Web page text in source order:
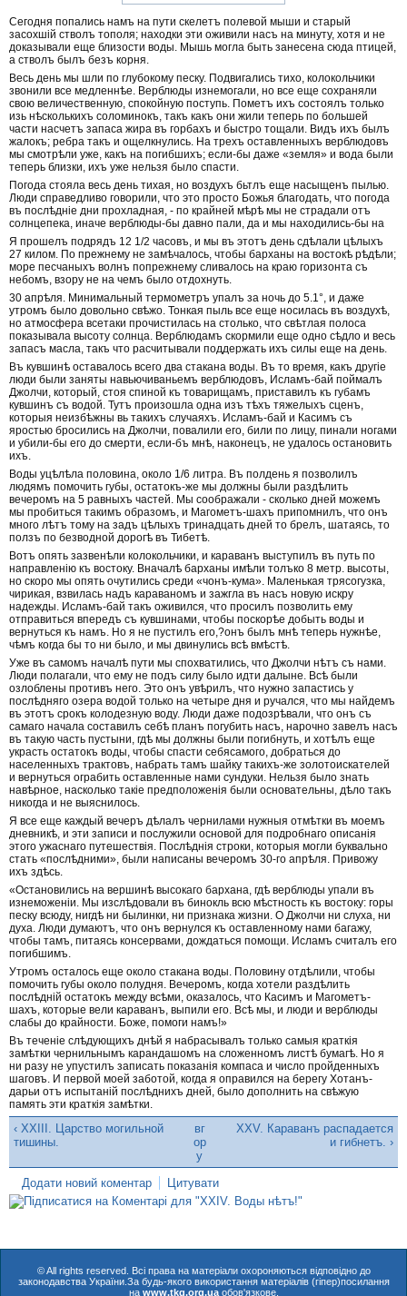
Сегодня попались намъ на пути скелетъ полевой мыши и старый
засохшій стволъ тополя; находки эти оживили насъ на минуту, хотя и не
доказывали еще близости воды. Мышь могла быть занесена сюда птицей,
а стволъ былъ безъ корня.
Весь день мы шли по глубокому песку. Подвигались тихо, колокольчики
звонили все медленнѣе. Верблюды изнемогали, но все еще сохраняли
свою величественную, спокойную поступь. Пометъ ихъ состоялъ только
изь нѣсколькихъ соломинокъ, такъ какъ они жили теперь по большей
части насчетъ запаса жира въ горбахъ и быстро тощали. Видъ ихъ былъ
жалокъ; ребра такъ и ощелкнулись. На трехъ оставленныхъ верблюдовъ
мы смотрѣли уже, какъ на погибшихъ; если-бы даже «земля» и вода были
теперь близки, ихъ уже нельзя было спасти.
Погода стояла весь день тихая, но воздухъ бьтлъ еще насыщенъ пылью.
Люди справедливо говорили, что это просто Божья благодать, что погода
въ послѣдніе дни прохладная, - по крайней мѣрѣ мы не страдали отъ
солнцепека, иначе верблюды-бы давно пали, да и мы находились-бы на
Я прошелъ подрядъ 12 1/2 часовъ, и мы въ этотъ день сдѣлали цѣлыхъ
27 килом. По прежнему не замѣчалось, чтобы барханы на востокѣ рѣдѣли;
море песчаныхъ волнъ попрежнему сливалось на краю горизонта съ
небомъ, взору не на чемъ было отдохнуть.
30 апрѣля. Минимальный термометръ упалъ за ночь до 5.1°, и даже
утромъ было довольно свѣжо. Тонкая пыль все еще носилась въ воздухѣ,
но атмосфера всетаки прочистилась на столько, что свѣтлая полоса
показывала высоту солнца. Верблюдамъ скормили еще одно сѣдло и весь
запасъ масла, такъ что расчитывали поддержать ихъ силы еще на день.
Въ кувшинѣ оставалось всего два стакана воды. Въ то время, какъ другіе
люди были заняты навьючиваньемъ верблюдовъ, Исламъ-бай поймалъ
Джолчи, который, стоя спиной къ товарищамъ, приставилъ къ губамъ
кувшинъ съ водой. Тутъ произошла одна изъ тѣхъ тяжелыхъ сценъ,
которыя неизбѣжны вь такихъ случаяхъ. Исламъ-бай и Касимъ съ
яростью бросились на Джолчи, повалили его, били по лицу, пинали ногами
и убили-бы его до смерти, если-бъ мнѣ, наконецъ, не удалось остановить
ихъ.
Воды уцѣлѣла половина, около 1/6 литра. Въ полдень я позволилъ
людямъ помочить губы, остатокъ-же мы должны были раздѣлить
вечеромъ на 5 равныхъ частей. Мы соображали - сколько дней можемъ
мы пробиться такимъ образомъ, и Магометъ-шахъ припомнилъ, что онъ
много лѣтъ тому на задъ цѣлыхъ тринадцать дней то брелъ, шатаясь, то
ползъ по безводной дорогѣ въ Тибетѣ.
Вотъ опять зазвенѣли колокольчики, и караванъ выступилъ въ путь по
направленію къ востоку. Вначалѣ барханы имѣли толъко 8 метр. высоты,
но скоро мы опять очутились среди «чонъ-кума». Маленькая трясогузка,
чирикая, взвилась надъ караваномъ и зажгла въ насъ новую искру
надежды. Исламъ-бай такъ оживился, что просилъ позволить ему
отправиться впередъ съ кувшинами, чтобы поскорѣе добыть воды и
вернуться къ намъ. Но я не пустилъ его,?онъ былъ мнѣ теперь нужнѣе,
чѣмъ когда бы то ни было, и мы двинулись всѣ вмѣстѣ.
Уже въ самомъ началѣ пути мы спохватились, что Джолчи нѣтъ съ нами.
Люди полагали, что ему не подъ силу было идти далыне. Всѣ были
озлоблены противъ него. Это онъ увѣрилъ, что нужно запастись у
послѣдняго озера водой только на четыре дня и ручался, что мы найдемъ
въ этотъ срокъ колодезную воду. Люди даже подозрѣвали, что онъ съ
самаго начала составилъ себѣ планъ погубить насъ, нарочно завелъ насъ
въ такую часть пустыни, гдѣ мы должны были погибнуть, и хотѣлъ еще
украсть остатокъ воды, чтобы спасти себясамого, добраться до
населенныхъ трактовъ, набрать тамъ шайку такихъ-же золотоискателей
и вернуться ограбить оставленные нами сундуки. Нельзя было знать
навѣрное, насколько такіе предположенія были основательны, дѣло такъ
никогда и не выяснилось.
Я все еще каждый вечеръ дѣлалъ чернилами нужныя отмѣтки въ моемъ
дневникѣ, и эти записи и послужили основой для подробнаго описанія
этого ужаснаго путешествія. Послѣднія строки, которыя могли буквально
стать «послѣдними», были написаны вечеромъ 30-го апрѣля. Привожу
ихъ здѣсь.
«Остановились на вершинѣ высокаго бархана, гдѣ верблюды упали въ
изнеможеніи. Мы изслѣдовали въ бинокль всю мѣстность къ востоку: горы
песку всюду, нигдѣ ни былинки, ни признака жизни. О Джолчи ни слуха, ни
духа. Люди думаютъ, что онъ вернулся къ оставленному нами багажу,
чтобы тамъ, питаясь консервами, дождаться помощи. Исламъ считалъ его
погибшимъ.
Утромъ осталось еще около стакана воды. Половину отдѣлили, чтобы
помочить губы около полудня. Вечеромъ, когда хотели раздѣлить
послѣдній остатокъ между всѣми, оказалось, что Касимъ и Магометъ-
шахъ, которые вели караванъ, выпили его. Всѣ мы, и люди и верблюды
слабы до крайности. Боже, помоги намъ!»
Въ теченіе слѣдующихъ днѣй я набрасывалъ только самыя краткія
замѣтки чернильнымъ карандашомъ на сложенномъ листѣ бумагѣ. Но я
ни разу не упустилъ записать показанія компаса и число пройденныхъ
шаговъ. И первой моей заботой, когда я оправился на берегу Хотанъ-
дарьи отъ испытаній послѣднихъ дней, было дополнить на свѣжую
память эти краткія замѣтки.
‹ XXIII. Царство могильной
тишины.
вг
ор
у
XXV. Караванъ распадается
и гибнетъ. ›
Додати новий коментар Цитувати
© All rights reserved. Всі права на матеріали охороняються відповідно до
законодавства України.За будь-якого використання матеріалів (гіпер)посилання
на www.tkg.org.uaобов'язкове.